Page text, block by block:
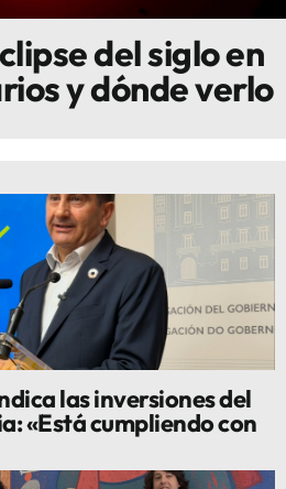
del siglo en
y dónde verlo
las inversiones del
«Está cumpliendo con